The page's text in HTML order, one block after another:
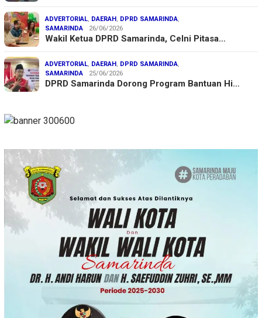
ADVERTORIAL, DAERAH , DPRD SAMARINDA,
SAMARINDA
26/06/2026
Wakil Ketua DPRD Samarinda, Celni Pitasa…
ADVERTORIAL, DAERAH , DPRD SAMARINDA,
SAMARINDA
25/06/2026
DPRD Samarinda Dorong Program Bantuan Hi…